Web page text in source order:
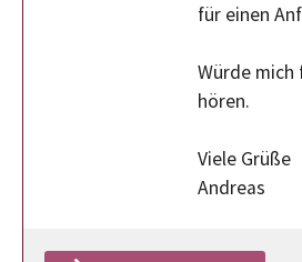
für einen
Würde mich
hören.
Viele Grüße
Andreas